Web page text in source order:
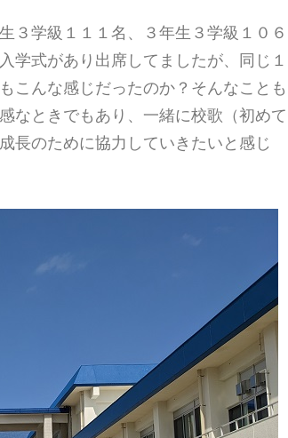
３学級１１１名、３年生３学級１０６
学式があり出席してましたが、同じ１
こんな感じだったのか？そんなことも
なときでもあり、一緒に校歌（初めて
長のために協力していきたいと感じ